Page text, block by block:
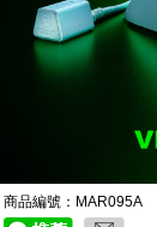
商品編號：MAR095A